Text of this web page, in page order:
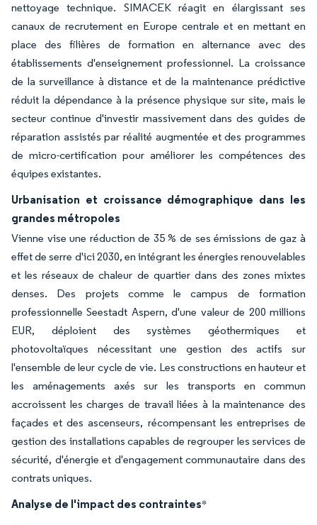
nettoyage technique. SIMACEK réagit en élargissant ses
canaux de recrutement en Europe centrale et en mettant en
place des filières de formation en alternance avec des
établissements d'enseignement professionnel. La croissance
de la surveillance à distance et de la maintenance prédictive
réduit la dépendance à la présence physique sur site, mais le
secteur continue d'investir massivement dans des guides de
réparation assistés par réalité augmentée et des programmes
de micro-certification pour améliorer les compétences des
équipes existantes.
Urbanisation et croissance démographique dans les
grandes métropoles
Vienne vise une réduction de 35 % de ses émissions de gaz à
effet de serre d'ici 2030, en intégrant les énergies renouvelables
et les réseaux de chaleur de quartier dans des zones mixtes
denses. Des projets comme le campus de formation
professionnelle Seestadt Aspern, d'une valeur de 200 millions
EUR, déploient des systèmes géothermiques et
photovoltaïques nécessitant une gestion des actifs sur
l'ensemble de leur cycle de vie. Les constructions en hauteur et
les aménagements axés sur les transports en commun
accroissent les charges de travail liées à la maintenance des
façades et des ascenseurs, récompensant les entreprises de
gestion des installations capables de regrouper les services de
sécurité, d'énergie et d'engagement communautaire dans des
contrats uniques.
Analyse de l'impact des contraintes*